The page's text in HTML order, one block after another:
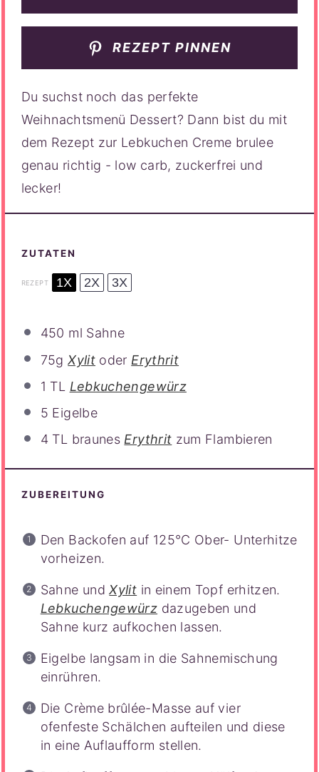
REZEPT PINNEN
Du suchst noch das perfekte
Weihnachtsmenü Dessert? Dann bist du mit
dem Rezept zur Lebkuchen Creme brulee
genau richtig - low carb, zuckerfrei und
lecker!
ZUTATEN
REZEPT 1X 2X 3X
450 ml Sahne
75g Xylit oder Erythrit
1 TL Lebkuchengewürz
5 Eigelbe
4 TL braunesErythrit zum Flambieren
ZUBEREITUNG
Den Backofen auf 125°C Ober- Unterhitze
vorheizen.
Sahne undXylit in einem Topf erhitzen.
Lebkuchengewürz dazugeben und
Sahne kurz aufkochen lassen.
Eigelbe langsam in die Sahnemischung
einrühren.
Die Crème brûlée-Masse auf vier
ofenfeste Schälchen aufteilen und diese
in eine Auflaufform stellen.